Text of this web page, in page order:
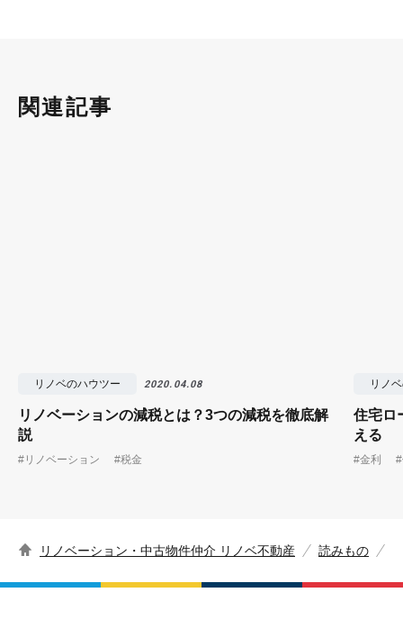
関連記事
リノベのハウツー 2020.04.08
リノベーションの減税とは？3つの減税を徹底解
説
#リノベーション #税金
リノ
住宅ロ
える
#金利
リノベーション・中古物件仲介 リノベ不動産 読みもの